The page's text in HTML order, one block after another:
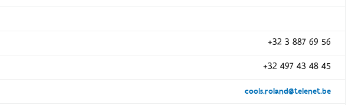
+32 3 887 69 56
+32 497 43 48 45
cools.roland@telenet.be